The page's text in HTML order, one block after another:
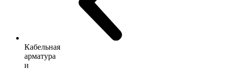
Кабельная
арматура
и